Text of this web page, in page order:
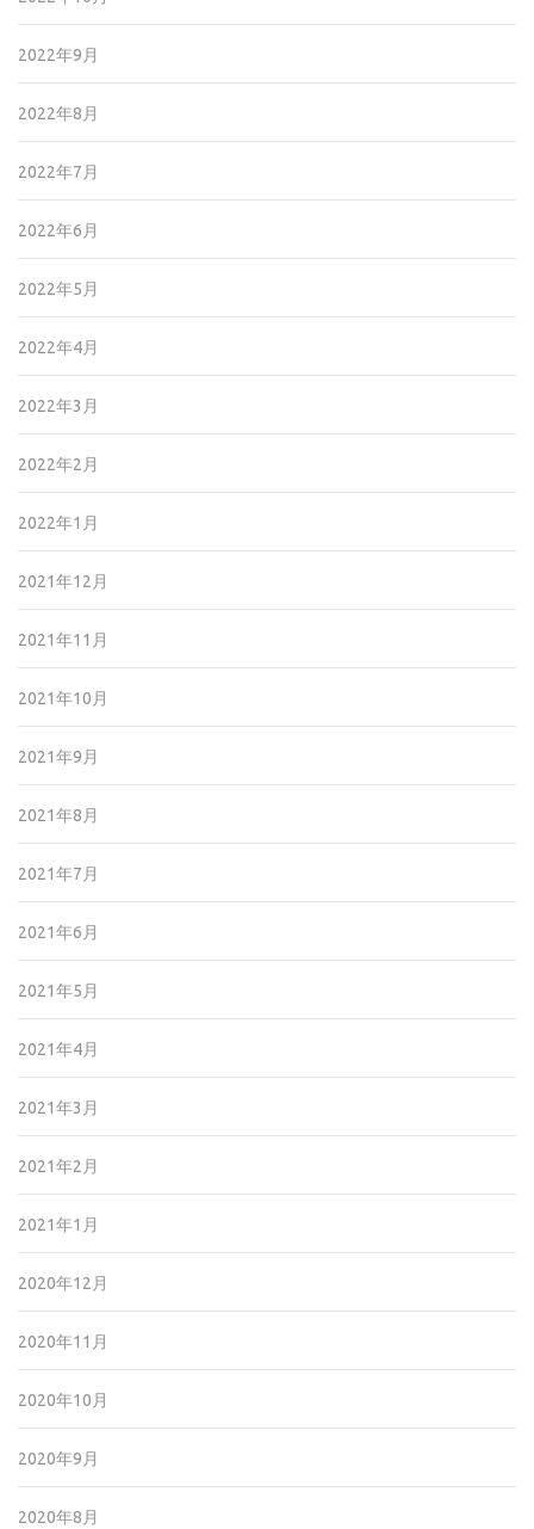
2022年9月
2022年8月
2022年7月
2022年6月
2022年5月
2022年4月
2022年3月
2022年2月
2022年1月
2021年12月
2021年11月
2021年10月
2021年9月
2021年8月
2021年7月
2021年6月
2021年5月
2021年4月
2021年3月
2021年2月
2021年1月
2020年12月
2020年11月
2020年10月
2020年9月
2020年8月